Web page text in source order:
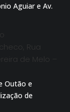
Rua
de Melo –